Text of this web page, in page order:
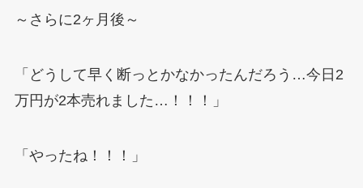
～さらに2ヶ月後～
「どうして早く断っとかなかったんだろう…今日2
万円が2本売れました…！！！」
「やったね！！！」